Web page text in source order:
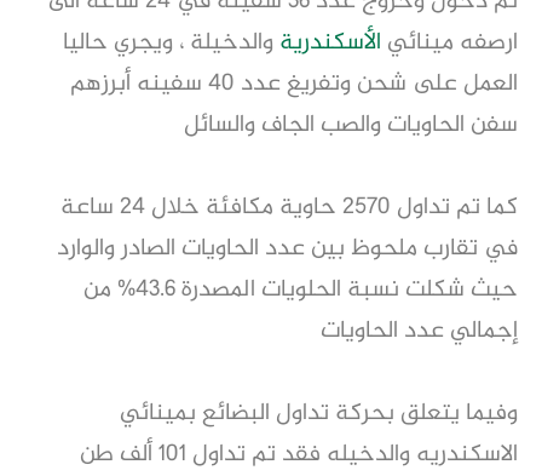
ارصفه مينائي الأسكندرية والدخيلة ، ويجري حاليا
العمل على شحن وتفريغ عدد 40 سفينه أبرزهم
سفن الحاويات والصب الجاف والسائل
كما تم تداول 2570 حاوية مكافئة خلال 24 ساعة
في تقارب ملحوظ بين عدد الحاويات الصادر والوارد
حيث شكلت نسبة الحلويات المصدرة 43.6% من
إجمالي عدد الحاويات
وفيما يتعلق بحركة تداول البضائع بمينائي
الاسكندريه والدخيله فقد تم تداول 101 ألف طن